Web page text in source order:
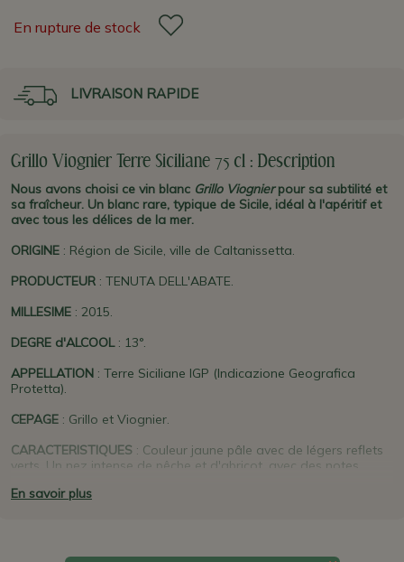
En rupture de stock
LIVRAISON RAPIDE
Grillo Viognier Terre Siciliane 75 cl : Description
Nous avons choisi ce vin blanc Grillo Viognierpour sa subtilité et
sa fraîcheur. Un blanc rare, typique de Sicile, idéal à l'apéritif et
avec tous les délices de la mer.
ORIGINE : Région de Sicile, ville de Caltanissetta.
PRODUCTEUR : TENUTA DELL'ABATE.
MILLESIME : 2015.
DEGRE d'ALCOOL: 13°.
APPELLATION : Terre Siciliane IGP (Indicazione Geografica
Protetta).
CEPAGE : Grillo et Viognier.
CARACTERISTIQUES : Couleur jaune pâle avec de légers reflets
verts. Un nez intense de pêche et d'abricot, avec des notes
finale très agréable et persistante. Servir frais, à 12-14°.
SE MARIE BIEN AVEC: Il se marie idéalement avec les antipasti,
En savoir plus